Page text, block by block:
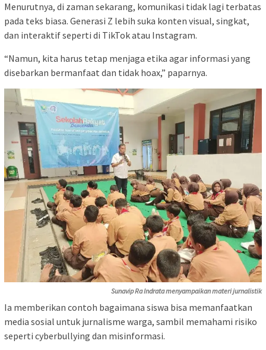
Menurutnya, di zaman sekarang, komunikasi tidak lagi terbatas
pada teks biasa. Generasi Z lebih suka konten visual, singkat,
dan interaktif seperti di TikTok atau Instagram.
“Namun, kita harus tetap menjaga etika agar informasi yang
disebarkan bermanfaat dan tidak hoax,” paparnya.
Sunavip Ra Indrata menyampaikan materi jurnalistik
Ia memberikan contoh bagaimana siswa bisa memanfaatkan
media sosial untuk jurnalisme warga, sambil memahami risiko
seperti cyberbullying dan misinformasi.